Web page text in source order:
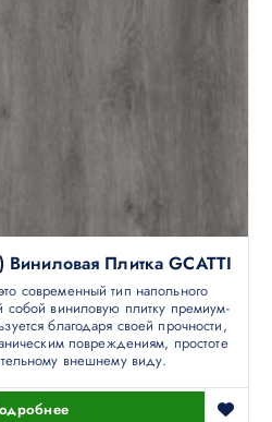
Плитка GCATTI
современный тип напольного
виниловую плитку премиум-
благодаря своей прочности,
повреждениям, простоте
внешнему виду.